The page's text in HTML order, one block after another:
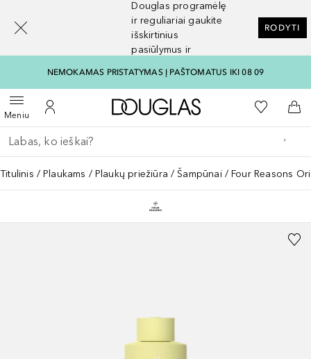
Douglas programėlę
ir reguliariai gaukite
išskirtinius
pasiūlymus ir
RODYTI
NEMOKAMAS PRISTATYMAS Į PAŠTOMATUS IKI 08 09
MeniuAtidaryti meniuĮ mano paskyrą
Į Douglas pagrindinį
Į mano
Į
Grįžk atgal
Vykdykite paiešką
Titulinis Plaukams Plaukų priežiūra Šampūnai Four Reasons
[navigation.slideout.screenreader]